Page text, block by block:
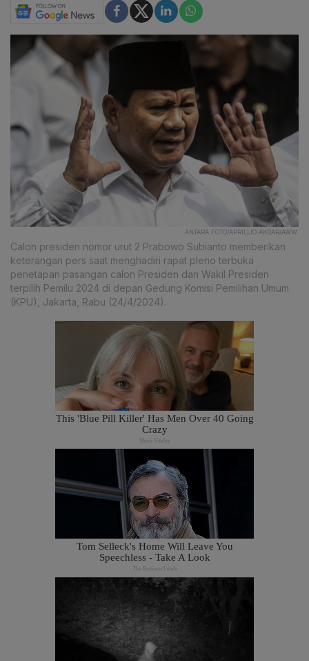
ANTARA FOTO/APRILLIO AKBAR/AWW.
Calon presiden nomor urut 2 Prabowo Subianto memberikan
keterangan pers saat menghadiri rapat pleno terbuka
penetapan pasangan calon Presiden dan Wakil Presiden
terpilih Pemilu 2024 di depan Gedung Komisi Pemilihan Umum
(KPU), Jakarta, Rabu (24/4/2024).